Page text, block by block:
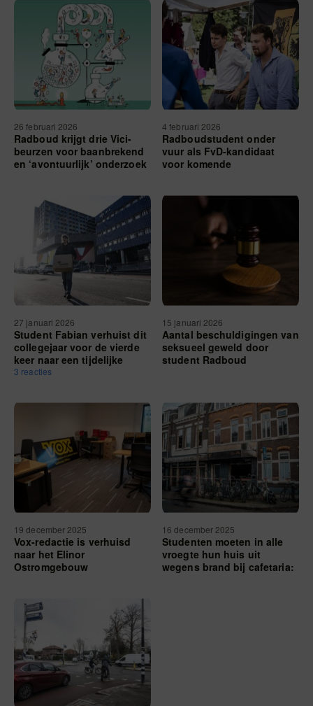
26 februari 2026
Radboud krijgt drie Vici-
beurzen voor baanbrekend
en ‘avontuurlijk’ onderzoek
4 februari 2026
Radboudstudent onder
vuur als FvD-kandidaat
voor komende
27 januari 2026
Student Fabian verhuist dit
collegejaar voor de vierde
keer naar een tijdelijke
kamer: ‘Het maakt me boos’
3 reacties
15 januari 2026
Aantal beschuldigingen van
seksueel geweld door
student Radboud
19 december 2025
Vox-redactie is verhuisd
naar het Elinor
Ostromgebouw
16 december 2025
Studenten moeten in alle
vroegte hun huis uit
wegens brand bij cafetaria: